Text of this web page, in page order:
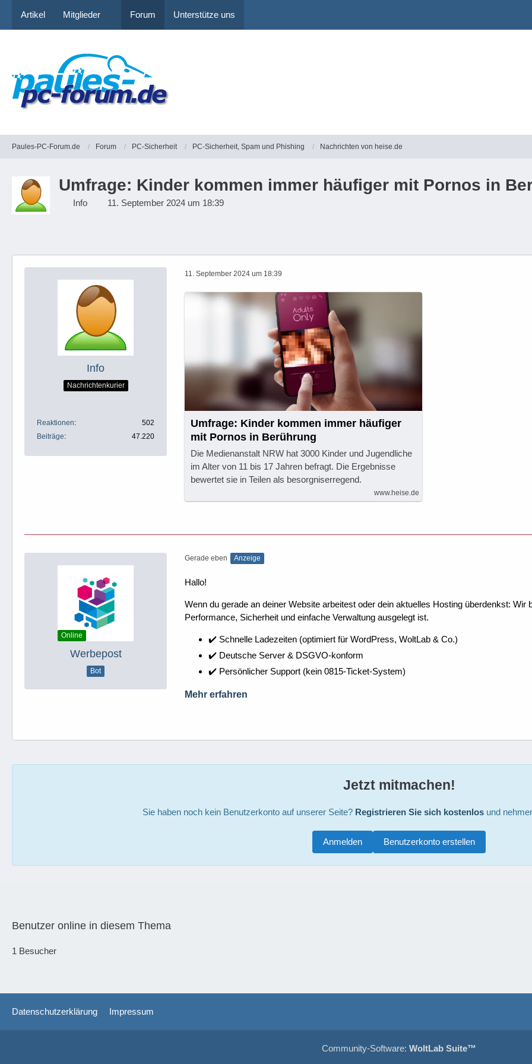
Artikel Mitglieder Forum Unterstütze uns
Paules-PC-Forum.de Forum PC-Sicherheit PC-Sicherheit, Spam und Phishing Nachrichten von heise.de
Umfrage: Kinder kommen immer häufiger mit Pornos in
Info 11. September 2024 um 18:39
Info
Nachrichtenkurier
Reaktionen
502
Beiträge
47.220
11. September 2024 um 18:39
Umfrage: Kinder kommen immer häufiger
mit Pornos in Berührung
Die Medienanstalt NRW hat 3000 Kinder und Jugendliche
im Alter von 11 bis 17 Jahren befragt. Die Ergebnisse
bewertet sie in Teilen als besorgniserregend.
www.heise.de
Online
Werbepost
Bot
Gerade eben Anzeige
Hallo!
Wenn du gerade an deiner Website arbeitest oder dein aktuelles Hosting überdenkst:
Performance, Sicherheit und einfache Verwaltung ausgelegt ist.
✔️ Schnelle Ladezeiten (optimiert für WordPress, WoltLab & Co.)
✔️ Deutsche Server & DSGVO-konform
✔️ Persönlicher Support (kein 0815-Ticket-System)
Mehr erfahren
Jetzt mitmachen!
Sie haben noch kein Benutzerkonto auf unserer Seite? Registrieren Sie sich kostenlosund
Benutzerkonto erstellen
Anmelden
Benutzer online in diesem Thema
1 Besucher
Datenschutzerklärung Impressum
Community-Software: WoltLab Suite™